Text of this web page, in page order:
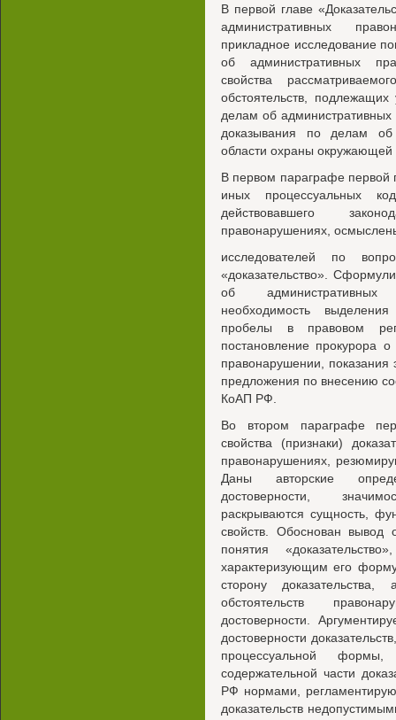
В первой главе
административных
прикладное исследование
об административных
свойства
обстоятельств,
делам об
доказывания по делам об
области охраны окружающей
В первом параграфе
иных процессуальных
действовавшего
правонарушениях,
исследователей по
«доказательство».
об административных
необходимость
пробелы в правовом
постановление прокурора
правонарушении, показания
предложения по внесению
КоАП РФ.
Во втором параграфе
свойства (признаки)
правонарушениях,
Даны авторские
достоверности,
раскрываются сущность,
свойств. Обоснован вывод
понятия
характеризующим его
сторону
обстоятельств
достоверности.
достоверности
процессуальной
содержательной части
РФ нормами,
доказательств